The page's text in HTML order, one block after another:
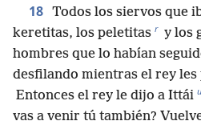
18 Todos los siervos que
keretitas, los peletitas r y los
hombres que lo habían
desfilando mientras el rey les
Entonces el rey le dijo a Ittái u
vas a venir tú también?